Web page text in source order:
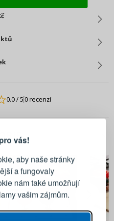
vás!
aby naše stránky
a fungovaly
nám také umožňují
vašim zájmům.
0.0/ 50 recenzí
svému účtu